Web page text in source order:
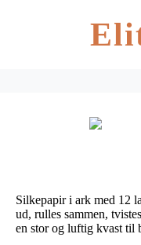
Silkepapir i ark med 12
ud, rulles sammen,
en stor og luftig kvast til